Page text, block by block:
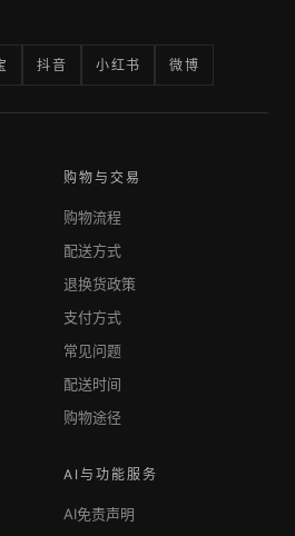
抖音 小红书 微博
购物与交易
购物流程
配送方式
退换货政策
支付方式
常见问题
配送时间
购物途径
AI与功能服务
AI免责声明